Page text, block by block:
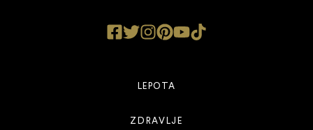
LEPOTA
ZDRAVLJE